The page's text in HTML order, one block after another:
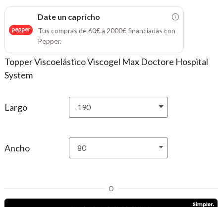
Date un capricho
Tus compras de 60€ a 2000€ financiadas con
Pepper.
Topper Viscoelástico Viscogel Max Doctore Hospital
System
Largo
Ancho